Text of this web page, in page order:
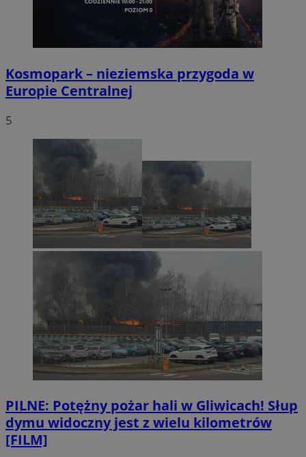
Kosmopark – nieziemska przygoda w
Europie Centralnej
5
PILNE: Potężny pożar hali w Gliwicach! Słup
dymu widoczny jest z wielu kilometrów
[FILM]